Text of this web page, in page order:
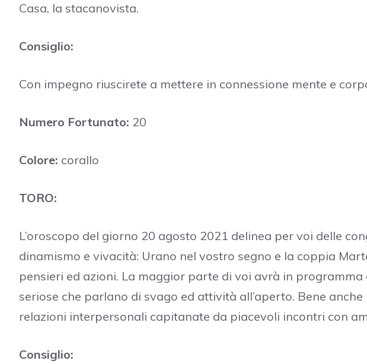
Casa, la stacanovista.
Consiglio:
Con impegno riuscirete a mettere in connessione mente e
Numero Fortunato: 20
Colore: corallo
TORO:
L’oroscopo del giorno 20 agosto 2021 delinea per voi delle
dinamismo e vivacità: Urano nel vostro segno e la coppia
pensieri ed azioni. La maggior parte di voi avrà in
seriose che parlano di svago ed attività all’aperto. Bene anche
relazioni interpersonali capitanate da piacevoli incontri con
Consiglio: